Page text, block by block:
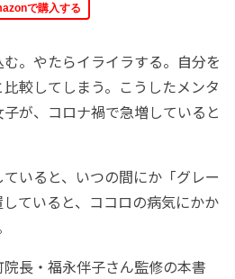
で購入する
。やたらイライラする。自分を
較してしまう。こうしたメンタ
が、コロナ禍で急増していると
いると、いつの間にか「グレー
ていると、ココロの病気にかか
長・福永伴子さん監修の本書